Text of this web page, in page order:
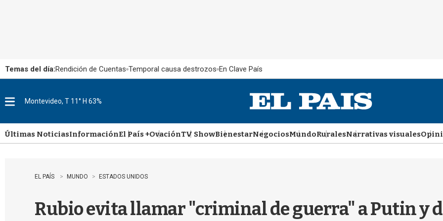
Temas del día:Rendición de Cuentas Temporal causa destrozos En Clave País
u
Montevideo, T 11° H 63%
Últimas NoticiasInformaciónEl País +OvaciónTV ShowBienestarNegociosMundoRuralesNarrativas visuales
EL PAÍS MUNDO ESTADOS UNIDOS
Rubio evita llamar "criminal de guerra" a Putin y